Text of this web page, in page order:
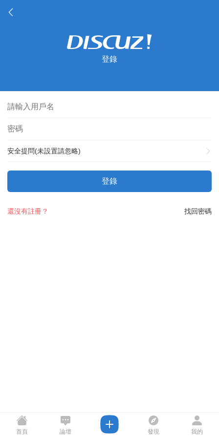
登錄
安全提問(未設置請忽略)
登錄
找回密碼
還沒有註冊？
首頁 論壇 發現 我的